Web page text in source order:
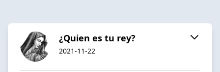
¿Quien es tu rey?
2021-11-22